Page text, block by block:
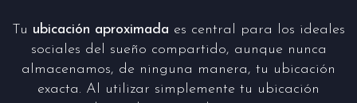
Tu ubicación aproximada es central para los ideales
sociales del sueño compartido, aunque nunca
almacenamos, de ninguna manera, tu ubicación
exacta. Al utilizar simplemente tu ubicación